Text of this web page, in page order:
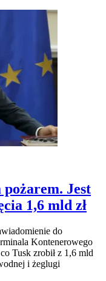
Jest
1,6 mld zł
do
Kontenerowego
Tusk zrobił z 1,6 mld
i żeglugi